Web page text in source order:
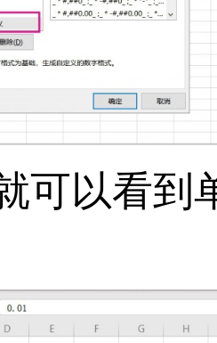
可以看到